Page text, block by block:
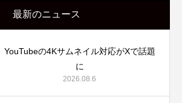
最新のニュース
YouTubeの4Kサムネイル対応がXで話題
に
2026.08.6